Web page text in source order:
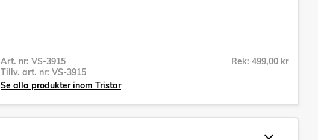
Art. nr: VS-3915
Tillv. art. nr: VS-3915
Rek: 499,00 kr
Se alla produkter inom Tristar